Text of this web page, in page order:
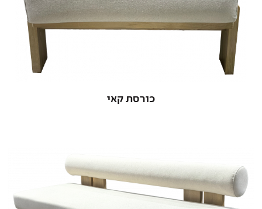
כורסת קאי